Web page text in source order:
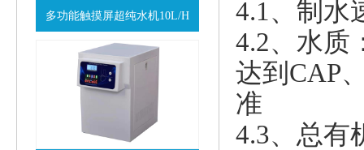
多功能触摸屏超纯水机10L/H
查看详情
4.1、制水
4.2、水质
达到CAP
准
4.3、总有